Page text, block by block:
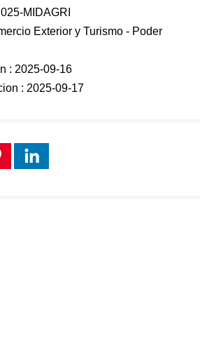
MIDAGRI
Exterior y Turismo - Poder
: 2025-09-16
: 2025-09-17